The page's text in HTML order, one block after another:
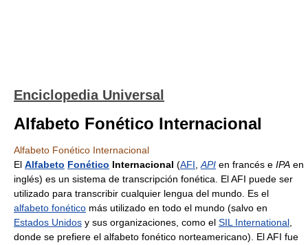
Enciclopedia Universal
Alfabeto Fonético Internacional
Alfabeto Fonético Internacional
El Alfabeto Fonético Internacional (AFI API en francés e IPA en
inglés) es un sistema de transcripción fonética. El AFI puede ser
utilizado para transcribir cualquier lengua del mundo. Es el
alfabeto fonético más utilizado en todo el mundo (salvo en
Estados Unidos y sus organizaciones, como el SIL International
donde se prefiere el alfabeto fonético norteamericano). El AFI fue